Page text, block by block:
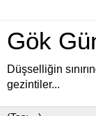
Gök
Düşselliğin
gezintiler...